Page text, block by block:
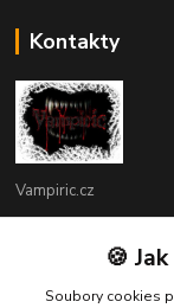
Kontakty
Vampiric.cz
+420 774 198
(Po-Pá, 9-16 hod.)
🍪
Soubory cookies